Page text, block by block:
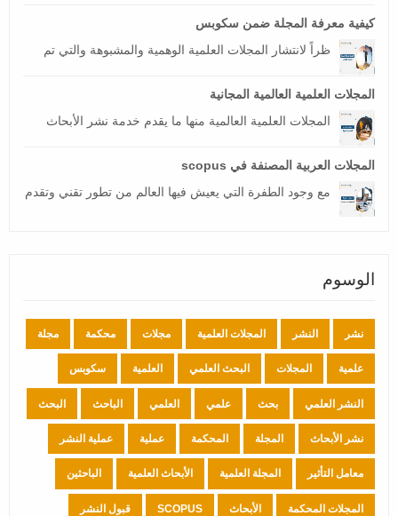
كيفية معرفة المجلة ضمن سكوبس
ظراً لانتشار المجلات العلمية الوهمية والمشبوهة والتي تم
المجلات العلمية العالمية المجانية
المجلات العلمية العالمية منها ما يقدم خدمة نشر الأبحاث
المجلات العربية المصنفة في scopus
مع وجود الطفرة التي يعيش فيها العالم من تطور تقني وتقدم
الوسوم
نشر النشر المجلات العلمية مجلات محكمة مجلة
علمية المجلات البحث العلمي العلمية سكوبس
النشر العلمي بحث علمي العلمي الباحث البحث
نشر الأبحاث المجلة المحكمة عملية عملية النشر
معامل التأثير المجلة العلمية الأبحاث العلمية الباحثين
المجلات المحكمة الأبحاث SCOPUS قبول النشر